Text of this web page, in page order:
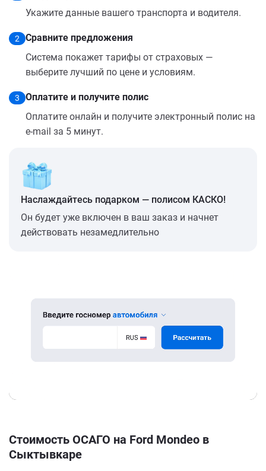
Укажите данные вашего транспорта и водителя.
2
Сравните предложения
Система покажет тарифы от страховых —
выберите лучший по цене и условиям.
3
Оплатите и получите полис
Оплатите онлайн и получите электронный полис на
e-mail за 5 минут.
Наслаждайтесь подарком — полисом КАСКО!
Он будет уже включен в ваш заказ и начнет
действовать незамедлительно
Стоимость ОСАГО на Ford Mondeo в
Сыктывкаре